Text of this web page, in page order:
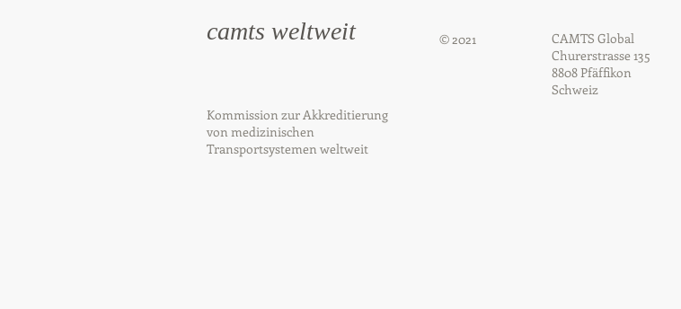
camts weltweit
Kommission zur Akkreditierung
von medizinischen
Transportsystemen weltweit
© 2021
CAMTS Global
Churerstrasse 135
8808 Pfäffikon
Schweiz